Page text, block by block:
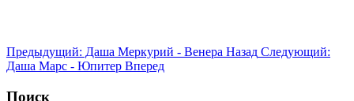
Предыдущий: Даша Меркурий - Венера Назад Следующий:
Даша Марс - Юпитер Вперед
Поиск